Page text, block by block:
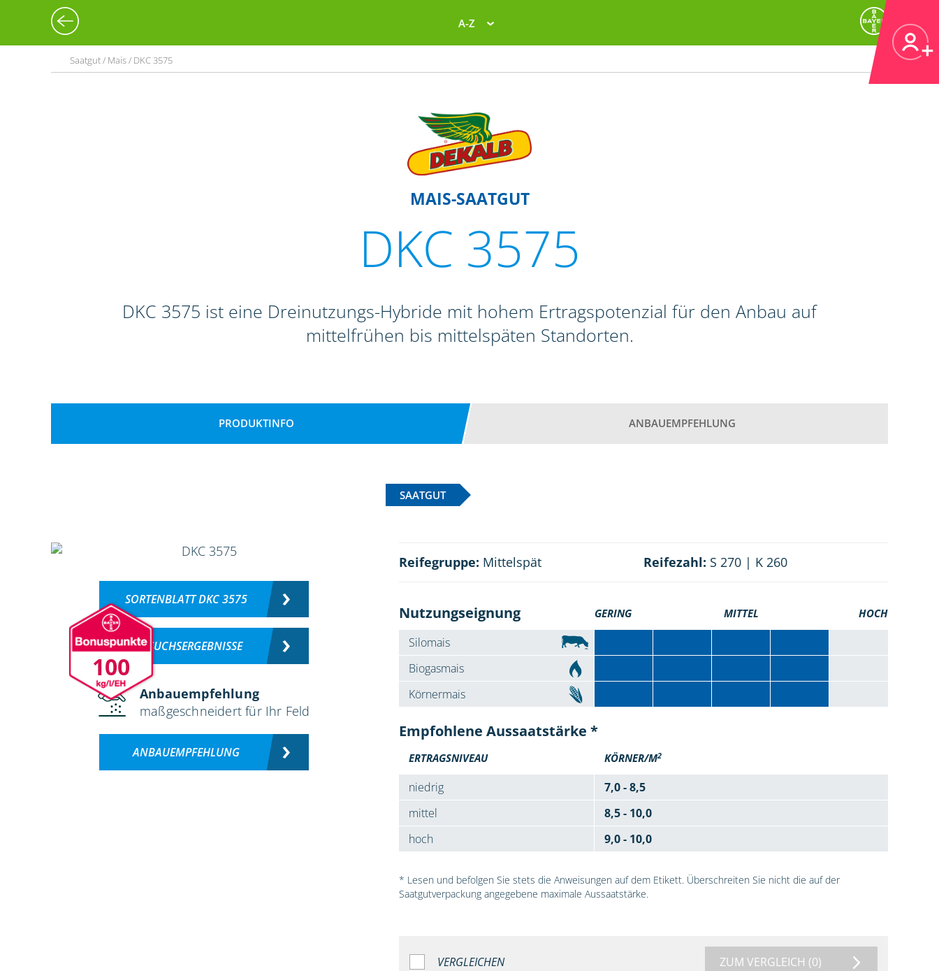
A-Z
Saatgut / Mais / DKC 3575
MAIS-SAATGUT
DKC 3575
DKC 3575 ist eine Dreinutzungs-Hybride mit hohem Ertragspotenzial für den Anbau auf
mittelfrühen bis mittelspäten Standorten.
PRODUKTINFO ANBAUEMPFEHLUNG
SAATGUT
100
SORTENBLATT DKC 3575
VERSUCHSERGEBNISSE
Anbauempfehlung
maßgeschneidert für Ihr Feld
ANBAUEMPFEHLUNG
Reifegruppe: Mittelspät Reifezahl: S 270 | K 260
Nutzungseignung GERING MITTEL HOCH
Silomais
Biogasmais
Körnermais
Empfohlene Aussaatstärke *
ERTRAGSNIVEAU KÖRNER/M2
niedrig
7,0 - 8,5
mittel
8,5 - 10,0
hoch
9,0 - 10,0
* Lesen und befolgen Sie stets die Anweisungen auf dem Etikett. Überschreiten Sie nicht die auf der
Saatgutverpackung angegebene maximale Aussaatstärke.
VERGLEICHEN ZUM VERGLEICH (0)